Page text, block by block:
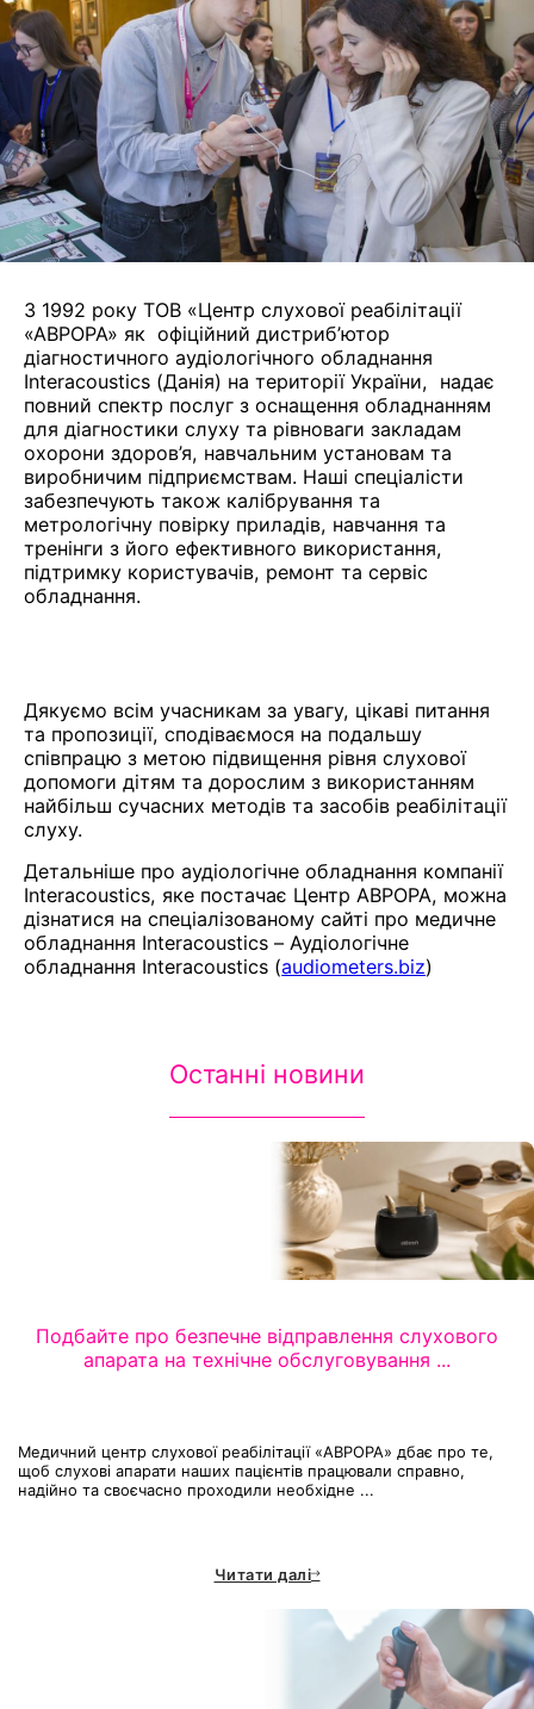
З 1992 року ТОВ «Центр слухової реабілітації
«АВРОРА» як офіційний дистриб’ютор
діагностичного аудіологічного обладнання
Interacoustics (Данія) на території України, надає
повний спектр послуг з оснащення обладнанням
для діагностики слуху та рівноваги закладам
охорони здоров’я, навчальним установам та
виробничим підприємствам. Наші спеціалісти
забезпечують також калібрування та
метрологічну повірку приладів, навчання та
тренінги з його ефективного використання,
підтримку користувачів, ремонт та сервіс
обладнання.
Дякуємо всім учасникам за увагу, цікаві питання
та пропозиції, сподіваємося на подальшу
співпрацю з метою підвищення рівня слухової
допомоги дітям та дорослим з використанням
найбільш сучасних методів та засобів реабілітації
слуху.
Детальніше про аудіологічне обладнання компанії
Interacoustics, яке постачає Центр АВРОРА, можна
дізнатися на спеціалізованому сайті про медичне
обладнання Interacoustics – Аудіологічне
обладнання Interacoustics (audiometers.biz)
Останні новини
Подбайте про безпечне відправлення слухового
апарата на технічне обслуговування ...
Медичний центр слухової реабілітації «АВРОРА» дбає про те,
щоб слухові апарати наших пацієнтів працювали справно,
надійно та своєчасно проходили необхідне ...
Читати далі